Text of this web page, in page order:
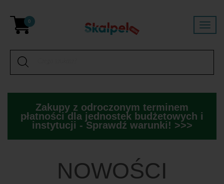
0
Zakupy z odroczonym terminem
płatności dla jednostek budżetowych i
instytucji - Sprawdź warunki! >>>
NOWOŚCI